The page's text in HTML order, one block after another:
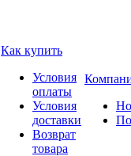
Как купить
Условия
оплаты
Условия
доставки
Возврат
товара